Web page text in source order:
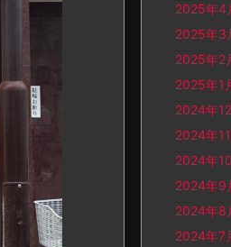
2025年4
2025年3
2025年2
2025年1
2024年
2024年
2024年
2024年9
2024年8
2024年7